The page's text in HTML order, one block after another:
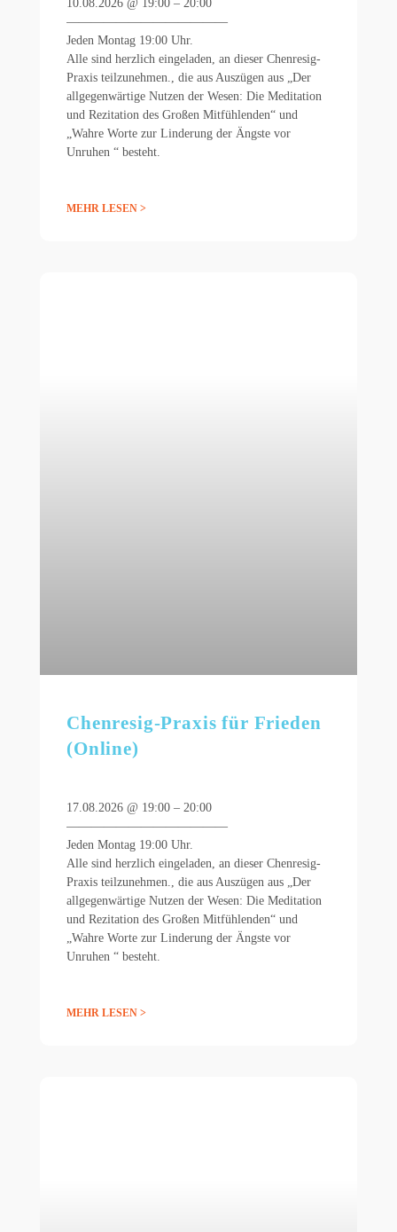
10.08.2026 @ 19:00 – 20:00
—————————————
Jeden Montag 19:00 Uhr.
Alle sind herzlich eingeladen, an dieser Chenresig-
Praxis teilzunehmen., die aus Auszügen aus „Der
allgegenwärtige Nutzen der Wesen: Die Meditation
und Rezitation des Großen Mitfühlenden“ und
„Wahre Worte zur Linderung der Ängste vor
Unruhen “ besteht.
MEHR LESEN >
Chenresig-Praxis für Frieden
(Online)
17.08.2026 @ 19:00 – 20:00
—————————————
Jeden Montag 19:00 Uhr.
Alle sind herzlich eingeladen, an dieser Chenresig-
Praxis teilzunehmen., die aus Auszügen aus „Der
allgegenwärtige Nutzen der Wesen: Die Meditation
und Rezitation des Großen Mitfühlenden“ und
„Wahre Worte zur Linderung der Ängste vor
Unruhen “ besteht.
MEHR LESEN >